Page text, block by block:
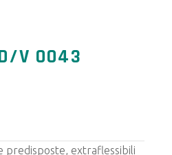
V 0043
predisposte, extraflessibili